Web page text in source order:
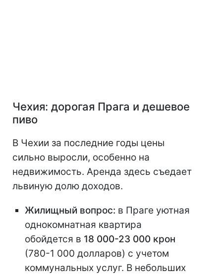
Чехия: дорогая Прага и дешевое
пиво
В Чехии за последние годы цены
сильно выросли, особенно на
недвижимость. Аренда здесь съедает
львиную долю доходов.
Жилищный вопрос: в Праге уютная
однокомнатная квартира
обойдется в 18 000-23 000 крон
(780-1 000 долларов) с учетом
коммунальных услуг. В небольших